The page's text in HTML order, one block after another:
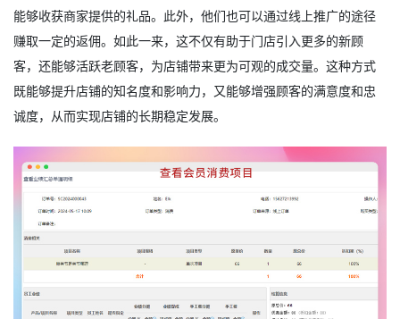
能够收获商家提供的礼品。此外，他们也可以通过线上推广的途径
赚取一定的返佣。如此一来，这不仅有助于门店引入更多的新顾
客，还能够活跃老顾客，为店铺带来更为可观的成交量。这种方式
既能够提升店铺的知名度和影响力，又能够增强顾客的满意度和忠
诚度，从而实现店铺的长期稳定发展。